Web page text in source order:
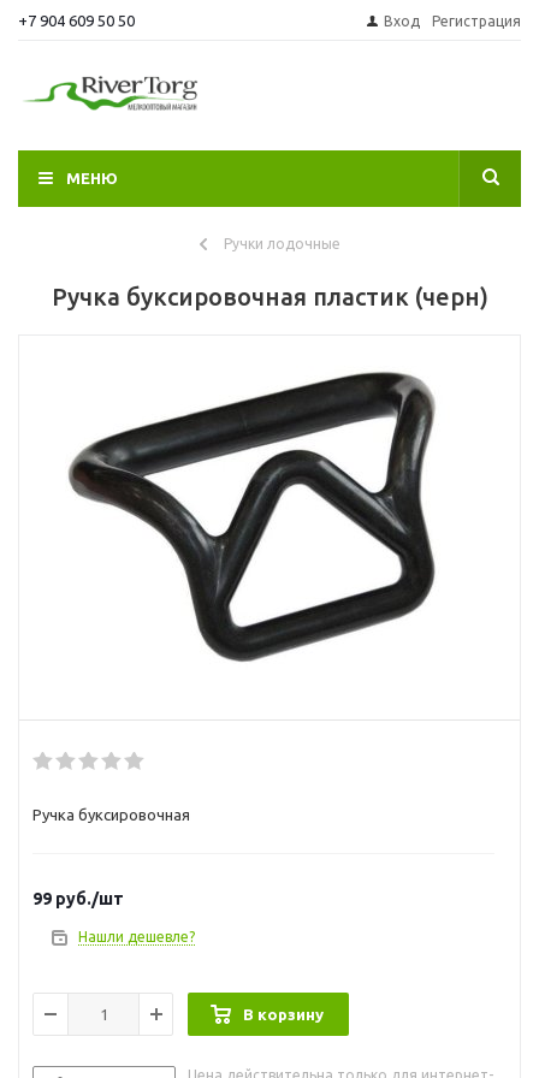
+7 904 609 50 50 Вход Регистрация
МЕНЮ
Ручки лодочные
Ручка буксировочная пластик (черн)
Ручка буксировочная
99 руб./шт
Нашли дешевле?
В корзину